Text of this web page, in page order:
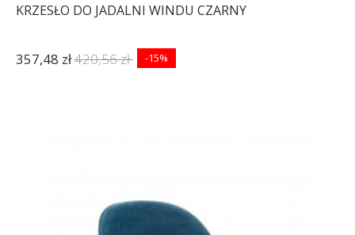
KRZESŁO DO JADALNI WINDU CZARNY
357,48 zł420,56 zł -15%